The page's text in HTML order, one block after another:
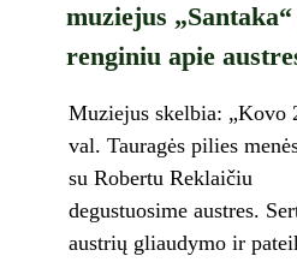
muziejus
renginiu apie
Muziejus skelbia: „Kovo
val. Tauragės pilies
su Robertu Reklaičiu
degustuosime austres.
austrių gliaudymo ir